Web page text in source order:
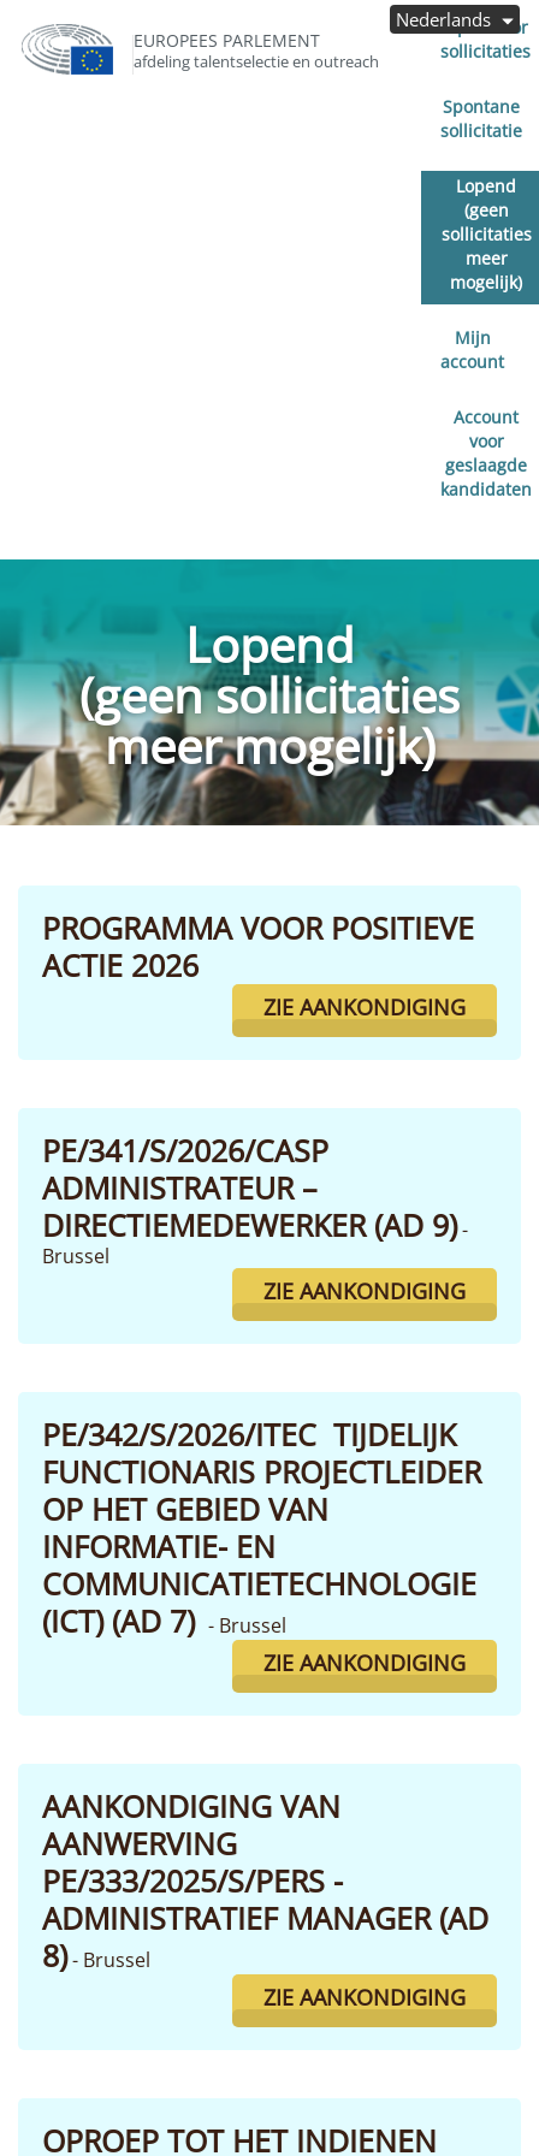
EUROPEES PARLEMENT
afdeling talentselectie en outreach
Open voor
sollicitaties
Spontane
sollicitatie
Lopend
(geen
sollicitaties
meer
mogelijk)
Mijn
account
Account
voor
geslaagde
kandidaten
Nederlands
Lopend
(geen sollicitaties
meer mogelijk)
PROGRAMMA VOOR POSITIEVE
ACTIE 2026
ZIE AANKONDIGING
PE/341/S/2026/CASP
ADMINISTRATEUR –
DIRECTIEMEDEWERKER (AD 9)-
Brussel
ZIE AANKONDIGING
PE/342/S/2026/ITEC TIJDELIJK
FUNCTIONARIS PROJECTLEIDER
OP HET GEBIED VAN
INFORMATIE- EN
COMMUNICATIETECHNOLOGIE
(ICT) (AD 7) - Brussel
ZIE AANKONDIGING
AANKONDIGING VAN
AANWERVING
PE/333/2025/S/PERS -
ADMINISTRATIEF MANAGER (AD
8)- Brussel
ZIE AANKONDIGING
OPROEP TOT HET INDIENEN